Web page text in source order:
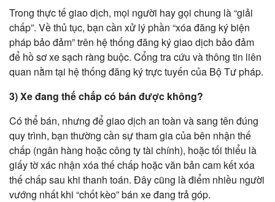
Trong thực tế giao dịch, mọi người hay gọi chung là “giải
chấp”. Về thủ tục, bạn cần xử lý phần “xóa đăng ký biện
pháp bảo đảm” trên hệ thống đăng ký giao dịch bảo đảm
để hồ sơ xe sạch ràng buộc. Cổng tra cứu và thông tin liên
quan nằm tại hệ thống đăng ký trực tuyến của Bộ Tư pháp.
3) Xe đang thế chấp có bán được không?
Có thể bán, nhưng để giao dịch an toàn và sang tên đúng
quy trình, bạn thường cần sự tham gia của bên nhận thế
chấp (ngân hàng hoặc công ty tài chính), hoặc tối thiểu là
giấy tờ xác nhận xóa thế chấp hoặc văn bản cam kết xóa
thế chấp sau khi thanh toán. Đây cũng là điểm nhiều người
vướng nhất khi “chốt kèo” bán xe đang trả góp.